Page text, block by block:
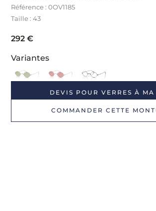
Référence : 0OV1185
Taille : 43
292€
Variantes
DEVIS POUR VERRES À MA
COMMANDER CETTE